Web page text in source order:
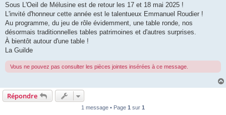
a
g
Sous L'Oeil de Mélusine est de retour les 17 et 18 mai 2025 !
L'invité d'honneur cette année est le talentueux Emmanuel Roudier !
Au programme, du jeu de rôle évidemment, une table ronde, nos
désormais traditionnelles tables patrimoines et d'autres surprises.
À bientôt autour d'une table !
La Guilde
Vous ne pouvez pas consulter les pièces jointes insérées à ce message.
Répondre
1 message • Page 1 sur 1